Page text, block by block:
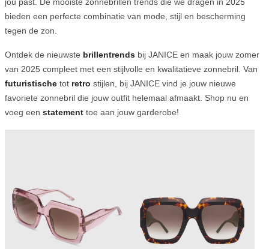
bieden een perfecte combinatie van mode, stijl en bescherming
tegen de zon.
Ontdek de nieuwste brillentrends bij JANICE en maak jouw zomer
van 2025 compleet met een stijlvolle en kwalitatieve zonnebril. Van
futuristische tot retro stijlen, bij JANICE vind je jouw nieuwe
favoriete zonnebril die jouw outfit helemaal afmaakt. Shop nu en
voeg een statement toe aan jouw garderobe!